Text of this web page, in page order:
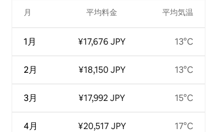
月
1月
2月
3月
4月
平均料金
¥17,676 JPY
¥18,150 JPY
¥17,992 JPY
¥20,517 JPY
平均気温
13°C
13°C
15°C
17°C